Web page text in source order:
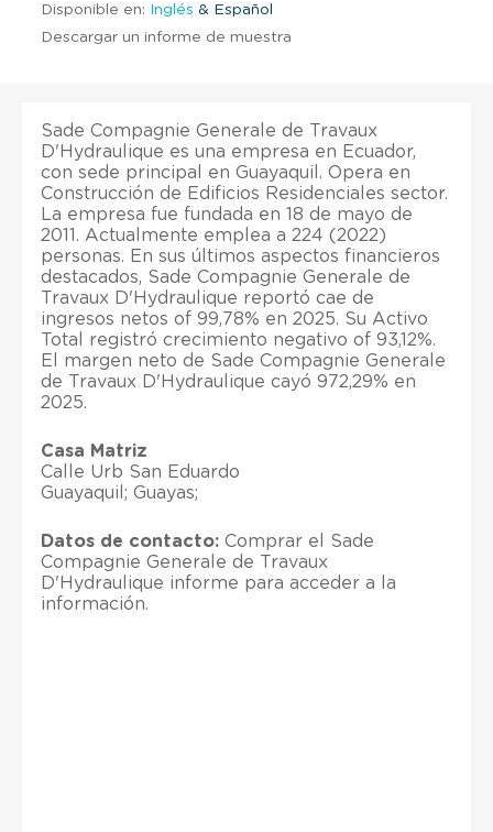
Disponible en: Inglés & Español
Descargar un informe de muestra
Sade Compagnie Generale de Travaux
D'Hydraulique es una empresa en Ecuador,
con sede principal en Guayaquil. Opera en
Construcción de Edificios Residenciales sector.
La empresa fue fundada en 18 de mayo de
2011. Actualmente emplea a 224 (2022)
personas. En sus últimos aspectos financieros
destacados, Sade Compagnie Generale de
Travaux D'Hydraulique reportó cae de
ingresos netos of 99,78% en 2025. Su Activo
Total registró crecimiento negativo of 93,12%.
El margen neto de Sade Compagnie Generale
de Travaux D'Hydraulique cayó 972,29% en
2025.
Casa Matriz
Calle Urb San Eduardo
Guayaquil; Guayas;
Datos de contacto: Comprar el Sade
Compagnie Generale de Travaux
D'Hydraulique informe para acceder a la
información.